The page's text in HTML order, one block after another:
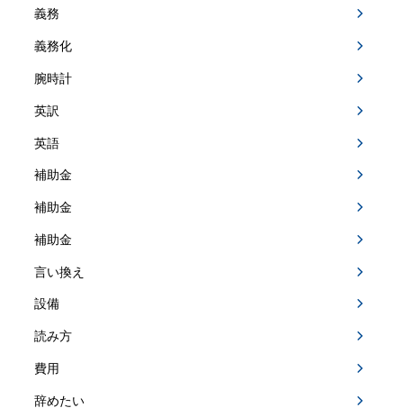
義務
義務化
腕時計
英訳
英語
補助金
補助金
補助金
言い換え
設備
読み方
費用
辞めたい